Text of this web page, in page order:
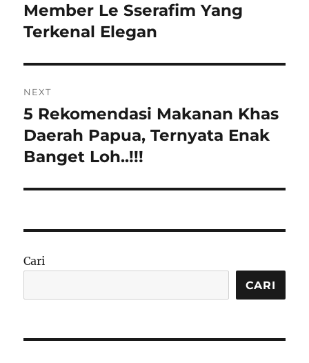
post:
Member Le Sserafim Yang
Terkenal Elegan
NEXT
Next
post:
5 Rekomendasi Makanan Khas
Daerah Papua, Ternyata Enak
Banget Loh..!!!
Cari
CARI